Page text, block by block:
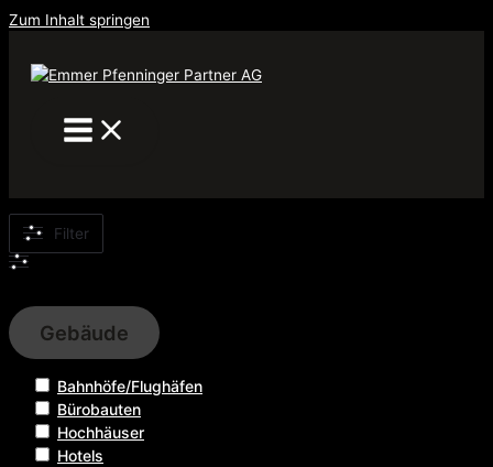
Zum Inhalt springen
Filter
Gebäude
Bahnhöfe/Flughäfen
Bürobauten
Hochhäuser
Hotels